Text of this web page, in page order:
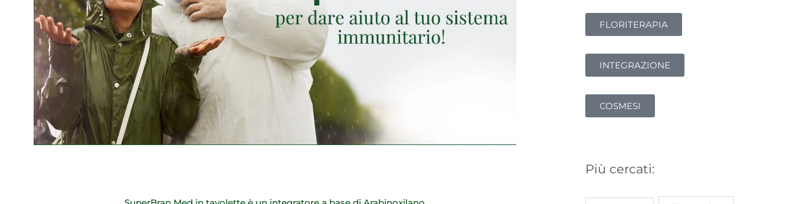
FLORITERAPIA
INTEGRAZIONE
COSMESI
Più cercati: